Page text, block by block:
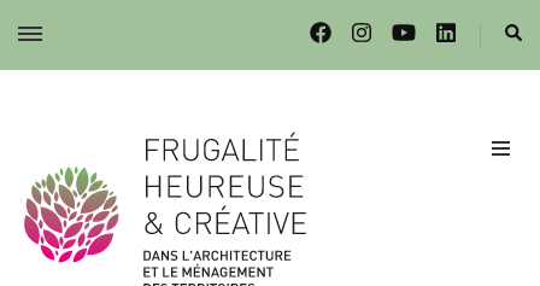
Frugalité dans l'architecture et le ménagement des territoires